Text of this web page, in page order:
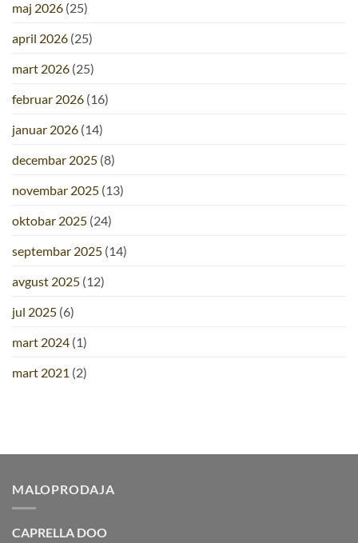
maj 2026 (25)
april 2026 (25)
mart 2026 (25)
februar 2026 (16)
januar 2026 (14)
decembar 2025 (8)
novembar 2025 (13)
oktobar 2025 (24)
septembar 2025 (14)
avgust 2025 (12)
jul 2025 (6)
mart 2024 (1)
mart 2021 (2)
MALOPRODAJA
CAPRELLA DOO